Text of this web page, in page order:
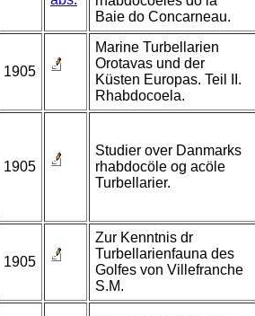
Baie do Concarneau.
1905
Marine Turbellarien
Orotavas und der
Küsten Europas. Teil II.
Rhabdocoela.
1905
Studier over Danmarks
rhabdocöle og acöle
Turbellarier.
1905
Zur Kenntnis dr
Turbellarienfauna des
Golfes von Villefranche
S.M.